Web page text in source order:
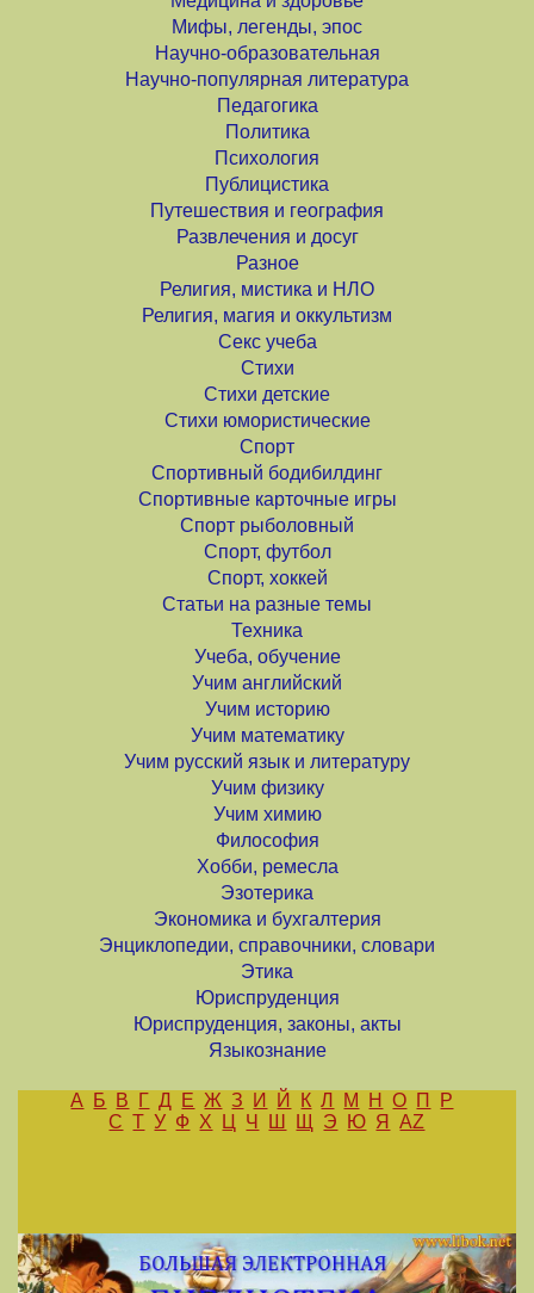
Мифы, легенды, эпос
Научно-образовательная
Научно-популярная литература
Педагогика
Политика
Психология
Публицистика
Путешествия и география
Развлечения и досуг
Разное
Религия, мистика и НЛО
Религия, магия и оккультизм
Секс учеба
Стихи
Стихи детские
Стихи юмористические
Спорт
Спортивный бодибилдинг
Спортивные карточные игры
Спорт рыболовный
Спорт, футбол
Спорт, хоккей
Статьи на разные темы
Техника
Учеба, обучение
Учим английский
Учим историю
Учим математику
Учим русский язык и литературу
Учим физику
Учим химию
Философия
Хобби, ремесла
Эзотерика
Экономика и бухгалтерия
Энциклопедии, справочники, словари
Этика
Юриспруденция
Юриспруденция, законы, акты
Языкознание
А Б В Г Д Е Ж З И Й К Л М Н О П
Р
С Т У Ф Х Ц Ч Ш Щ Э Ю Я AZ